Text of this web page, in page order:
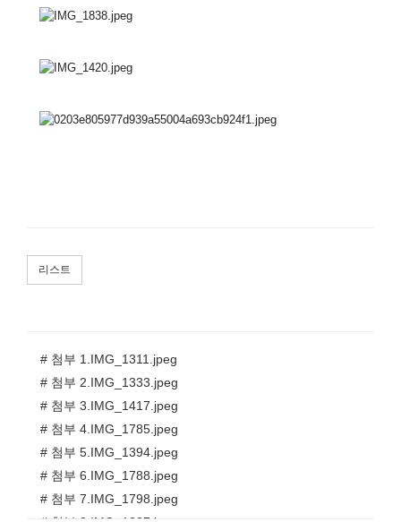
리스트
# 첨부 1.IMG_1311.jpeg
# 첨부 2.IMG_1333.jpeg
# 첨부 3.IMG_1417.jpeg
# 첨부 4.IMG_1785.jpeg
# 첨부 5.IMG_1394.jpeg
# 첨부 6.IMG_1788.jpeg
# 첨부 7.IMG_1798.jpeg